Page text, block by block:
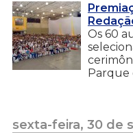
Os 60
Parque
sexta-feira, 30 de